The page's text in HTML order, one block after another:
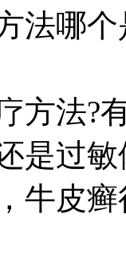
法哪
方法?
是过
牛皮